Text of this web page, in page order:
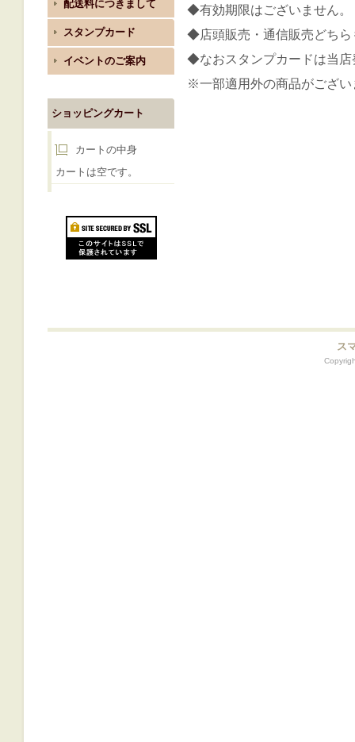
配送料につきまして
スタンプカード
イベントのご案内
ショッピングカート
カートの中身
カートは空です。
◆有効期限はございませ
◆店頭販売・通信販売どち
◆なおスタンプカードは当
※一部適用外の商品がござい
ス